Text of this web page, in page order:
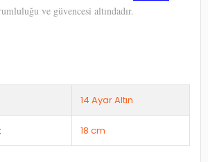
ve güvencesi altındadır.
14 Ayar Altın
18 cm